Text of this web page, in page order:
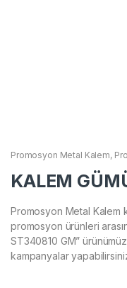
Promosyon Metal Kalem,
KALEM
Promosyon Metal
promosyon ürünleri
ST340810 GM” ürünümüz
kampanyalar